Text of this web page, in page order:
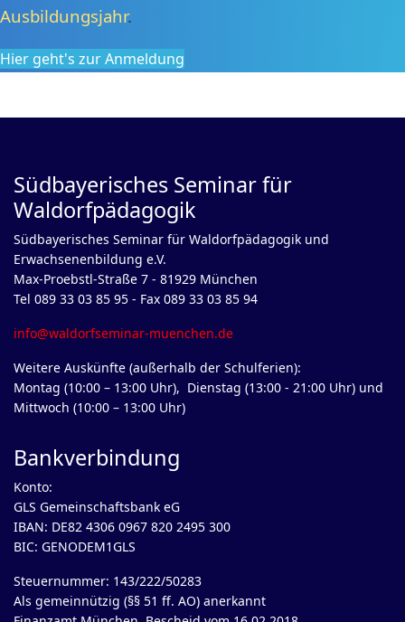
Ausbildungsjahr.
Hier geht's zur Anmeldung
Südbayerisches Seminar für
Waldorfpädagogik
Südbayerisches Seminar für Waldorfpädagogik und
Erwachsenenbildung e.V.
Max-Proebstl-Straße 7 - 81929 München
Tel 089 33 03 85 95 - Fax 089 33 03 85 94
info@waldorfseminar-muenchen.de
Weitere Auskünfte (außerhalb der Schulferien):
Montag (10:00 – 13:00 Uhr), Dienstag (13:00 - 21:00 Uhr) und
Mittwoch (10:00 – 13:00 Uhr)
Bankverbindung
Konto:
GLS Gemeinschaftsbank eG
IBAN: DE82 4306 0967 820 2495 300
BIC: GENODEM1GLS
Steuernummer: 143/222/50283
Als gemeinnützig (§§ 51 ff. AO) anerkannt